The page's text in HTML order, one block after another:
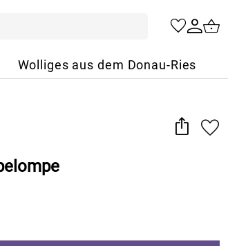
Wolliges aus dem Donau-Ries